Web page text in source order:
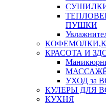
ПУШКИ
КРАСОТА И
УХОД за
КУЛЕРЫ ДЛЯ
КУХНЯ